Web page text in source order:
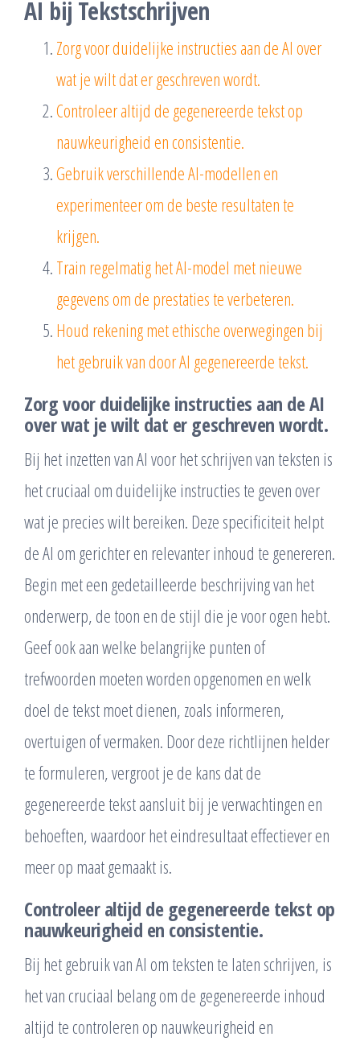
AI bij Tekstschrijven
Zorg voor duidelijke instructies aan de AI over
wat je wilt dat er geschreven wordt.
Controleer altijd de gegenereerde tekst op
nauwkeurigheid en consistentie.
Gebruik verschillende AI-modellen en
experimenteer om de beste resultaten te
krijgen.
Train regelmatig het AI-model met nieuwe
gegevens om de prestaties te verbeteren.
Houd rekening met ethische overwegingen bij
het gebruik van door AI gegenereerde tekst.
Zorg voor duidelijke instructies aan de AI
over wat je wilt dat er geschreven wordt.
Bij het inzetten van AI voor het schrijven van teksten is
het cruciaal om duidelijke instructies te geven over
wat je precies wilt bereiken. Deze specificiteit helpt
de AI om gerichter en relevanter inhoud te genereren.
Begin met een gedetailleerde beschrijving van het
onderwerp, de toon en de stijl die je voor ogen hebt.
Geef ook aan welke belangrijke punten of
trefwoorden moeten worden opgenomen en welk
doel de tekst moet dienen, zoals informeren,
overtuigen of vermaken. Door deze richtlijnen helder
te formuleren, vergroot je de kans dat de
gegenereerde tekst aansluit bij je verwachtingen en
behoeften, waardoor het eindresultaat effectiever en
meer op maat gemaakt is.
Controleer altijd de gegenereerde tekst op
nauwkeurigheid en consistentie.
Bij het gebruik van AI om teksten te laten schrijven, is
het van cruciaal belang om de gegenereerde inhoud
altijd te controleren op nauwkeurigheid en